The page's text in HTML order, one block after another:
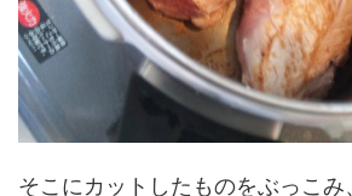
そこにカットしたものをぶっこ